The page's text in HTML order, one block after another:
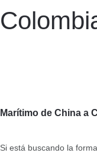
Marítimo de China a
Si está buscando la